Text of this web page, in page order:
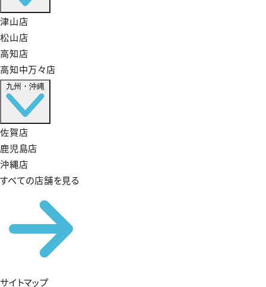
津山店
松山店
高知店
高知中万々店
九州・沖縄
佐賀店
鹿児島店
沖縄店
すべての店舗を見る
サイトマップ